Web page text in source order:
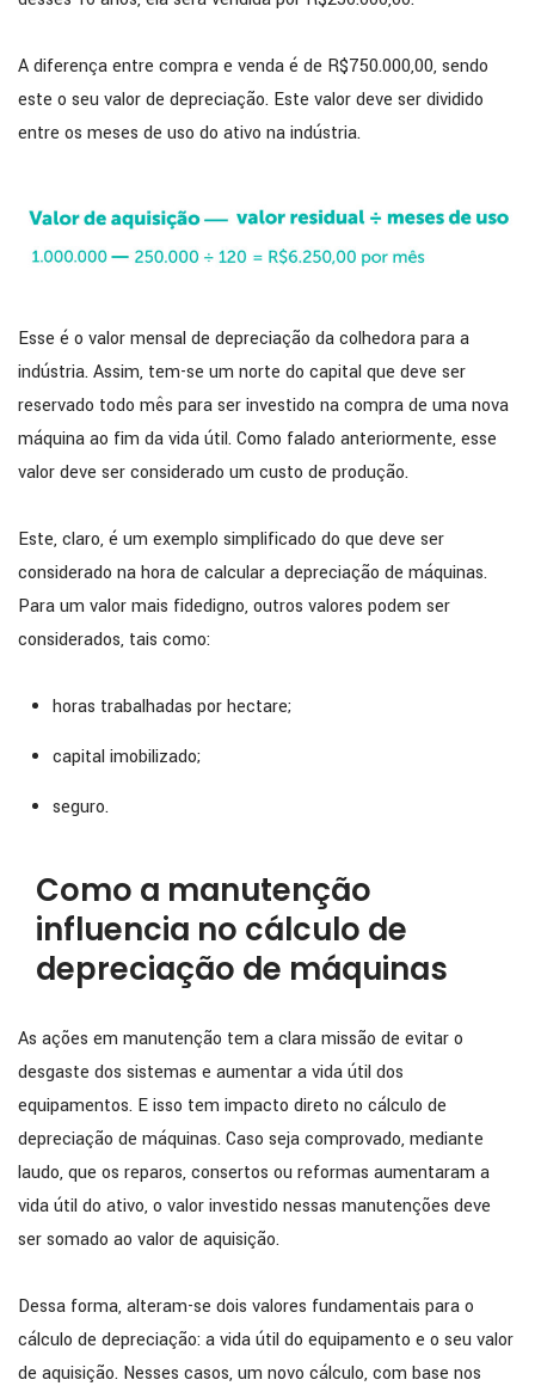
A diferença entre compra e venda é de R$750.000,00, sendo
este o seu valor de depreciação. Este valor deve ser dividido
entre os meses de uso do ativo na indústria.
Esse é o valor mensal de depreciação da colhedora para a
indústria. Assim, tem-se um norte do capital que deve ser
reservado todo mês para ser investido na compra de uma nova
máquina ao fim da vida útil. Como falado anteriormente, esse
valor deve ser considerado um custo de produção.
Este, claro, é um exemplo simplificado do que deve ser
considerado na hora de calcular a depreciação de máquinas.
Para um valor mais fidedigno, outros valores podem ser
considerados, tais como:
horas trabalhadas por hectare;
capital imobilizado;
seguro.
Como a manutenção
influencia no cálculo de
depreciação de máquinas
As ações em manutenção tem a clara missão de evitar o
desgaste dos sistemas e aumentar a vida útil dos
equipamentos. E isso tem impacto direto no cálculo de
depreciação de máquinas. Caso seja comprovado, mediante
laudo, que os reparos, consertos ou reformas aumentaram a
vida útil do ativo, o valor investido nessas manutenções deve
ser somado ao valor de aquisição.
Dessa forma, alteram-se dois valores fundamentais para o
cálculo de depreciação: a vida útil do equipamento e o seu valor
de aquisição. Nesses casos, um novo cálculo, com base nos